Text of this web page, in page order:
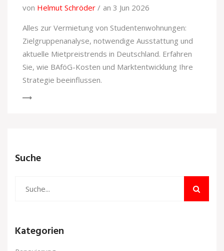
von Helmut Schröder
an 3 Jun 2026
Alles zur Vermietung von Studentenwohnungen:
Zielgruppenanalyse, notwendige Ausstattung und
aktuelle Mietpreistrends in Deutschland. Erfahren
Sie, wie BAföG-Kosten und Marktentwicklung Ihre
Strategie beeinflussen.
Suche
Kategorien